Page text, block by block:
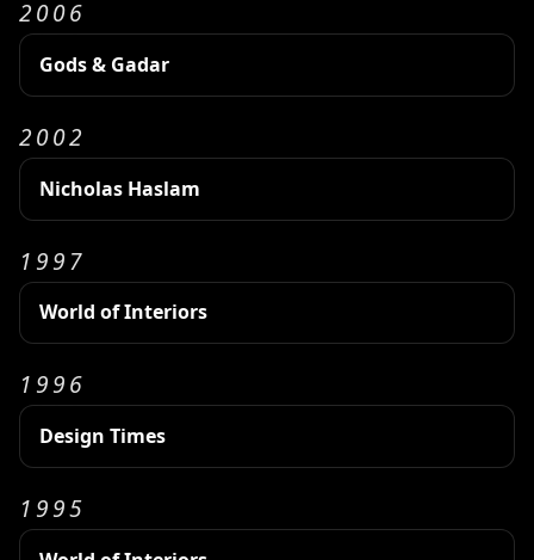
2006
Gods & Gadar
2002
Nicholas Haslam
1997
World of Interiors
1996
Design Times
1995